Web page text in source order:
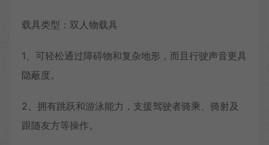
载具类型：双人物载具
1、可轻松通过障碍物和复杂地形，而且行驶声音更具
隐蔽度。
2、拥有跳跃和游泳能力，支援驾驶者骑乘、骑射及
跟随友方等操作。